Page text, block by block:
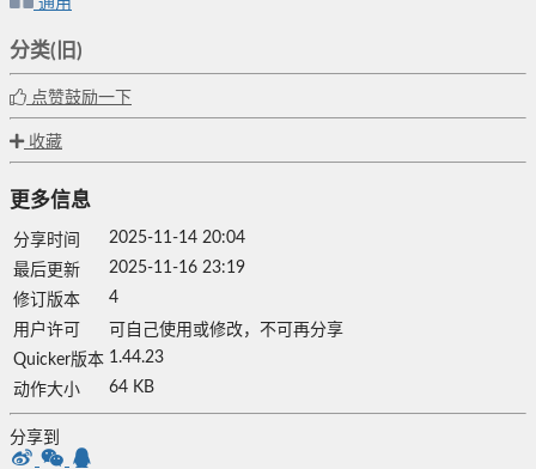
分类(旧)
点赞鼓励一下
收藏
更多信息
分享时间
2025-11-14 20:04
最后更新
2025-11-16 23:19
修订版本
4
用户许可
可自己使用或修改，不可再分享
Quicker版本 1.44.23
动作大小
64 KB
分享到